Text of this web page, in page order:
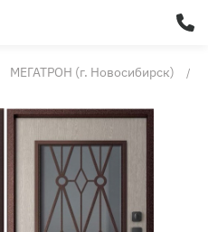
МЕГАТРОН (г. Новосибирск)